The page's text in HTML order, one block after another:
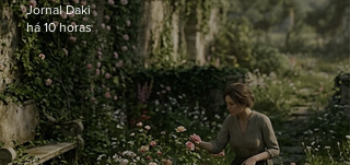
Jornal Daki
há 10 horas